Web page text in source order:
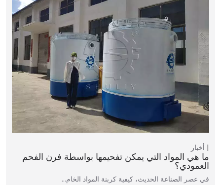
أخبار
ما هي المواد التي يمكن تفحيمها بواسطة فرن الفحم
العمودي؟
في عصر الصناعة الحديث، كيفية كربنة المواد الخام…